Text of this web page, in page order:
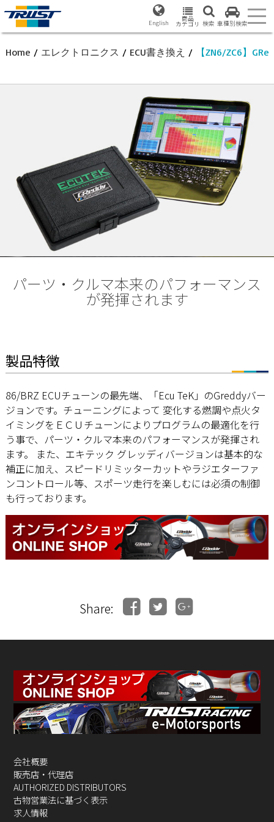
English 商品
カテゴリ 検索 車種別検索
Home / エレクトロニクス / ECU書き換え / 【ZN6/ZC6】
パーツ・クルマ本来のパフォーマンス
が発揮されます
製品特徴
86/BRZ ECUチューンの最先端、「Ecu TeK」のGreddyバー
ジョンです。チューニングによって 変化する燃調や点火タ
イミングをＥＣＵチューンによりプログラムの最適化を行
う事で、パーツ・クルマ本来のパフォーマンスが発揮され
ます。 また、エキテック グレッディバージョンは基本的な
補正に加え、スピードリミッターカットやラジエターファ
ンコントロール等、スポーツ走行を楽しむには必須の制御
も行っております。
Share:
会社概要
販売店・代理店
AUTHORIZED DISTRIBUTORS
古物営業法に基づく表示
求人情報